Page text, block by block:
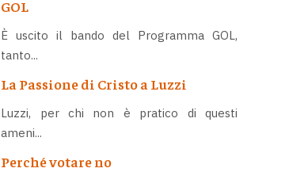
GOL
È uscito il bando del Programma GOL,
tanto...
La Passione di Cristo a Luzzi
Luzzi, per chi non è pratico di questi
ameni...
Perché votare no